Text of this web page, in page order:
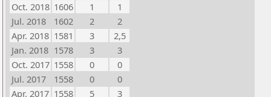
Oct. 2018 1606 1
1
Jul. 2018
1602 2
2
Apr. 2018 1581 3
2,5
Jan. 2018 1578 3
3
Oct. 2017 1558 0
0
Jul. 2017
1558 0
0
Apr. 2017 1558 5
3